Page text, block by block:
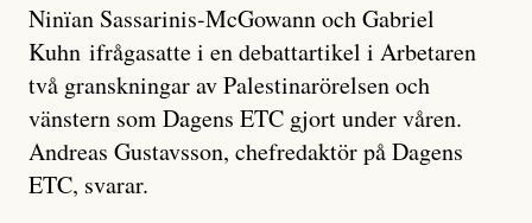
Ninïan Sassarinis-McGowann och Gabriel
Kuhn ifrågasatte i en debattartikel i Arbetaren
två granskningar av Palestinarörelsen och
vänstern som Dagens ETC gjort under våren.
Andreas Gustavsson, chefredaktör på Dagens
ETC, svarar.